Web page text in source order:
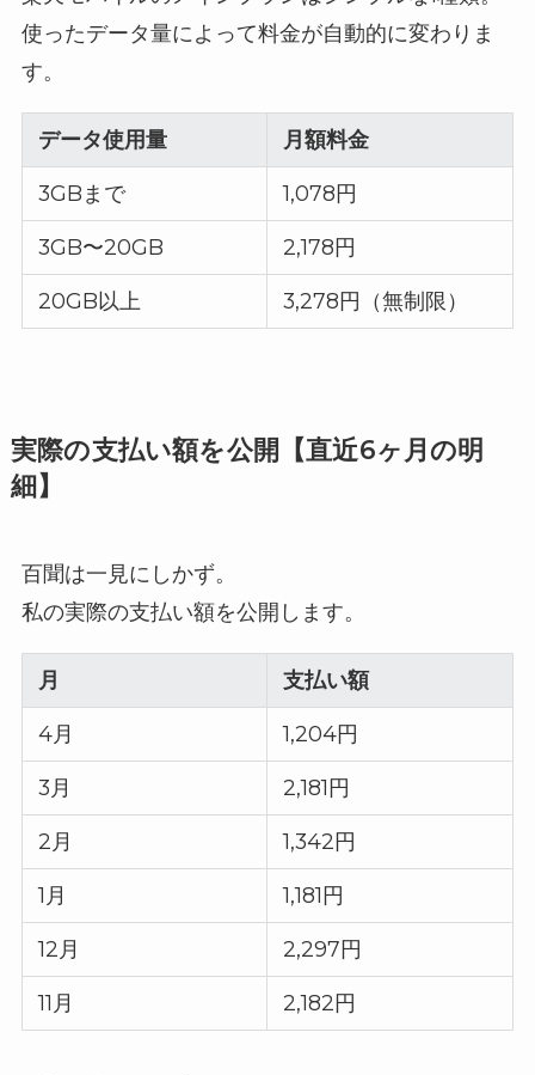
使ったデータ量によって料金が自動的に変わりま
す。
データ使用量 月額料金
3GBまで 1,078円
3GB〜20GB 2,178円
20GB以上 3,278円（無制限）
実際の支払い額を公開【直近6ヶ月の明
細】
百聞は一見にしかず。
私の実際の支払い額を公開します。
月 支払い額
4月 1,204円
3月 2,181円
2月 1,342円
1月 1,181円
12月 2,297円
11月 2,182円